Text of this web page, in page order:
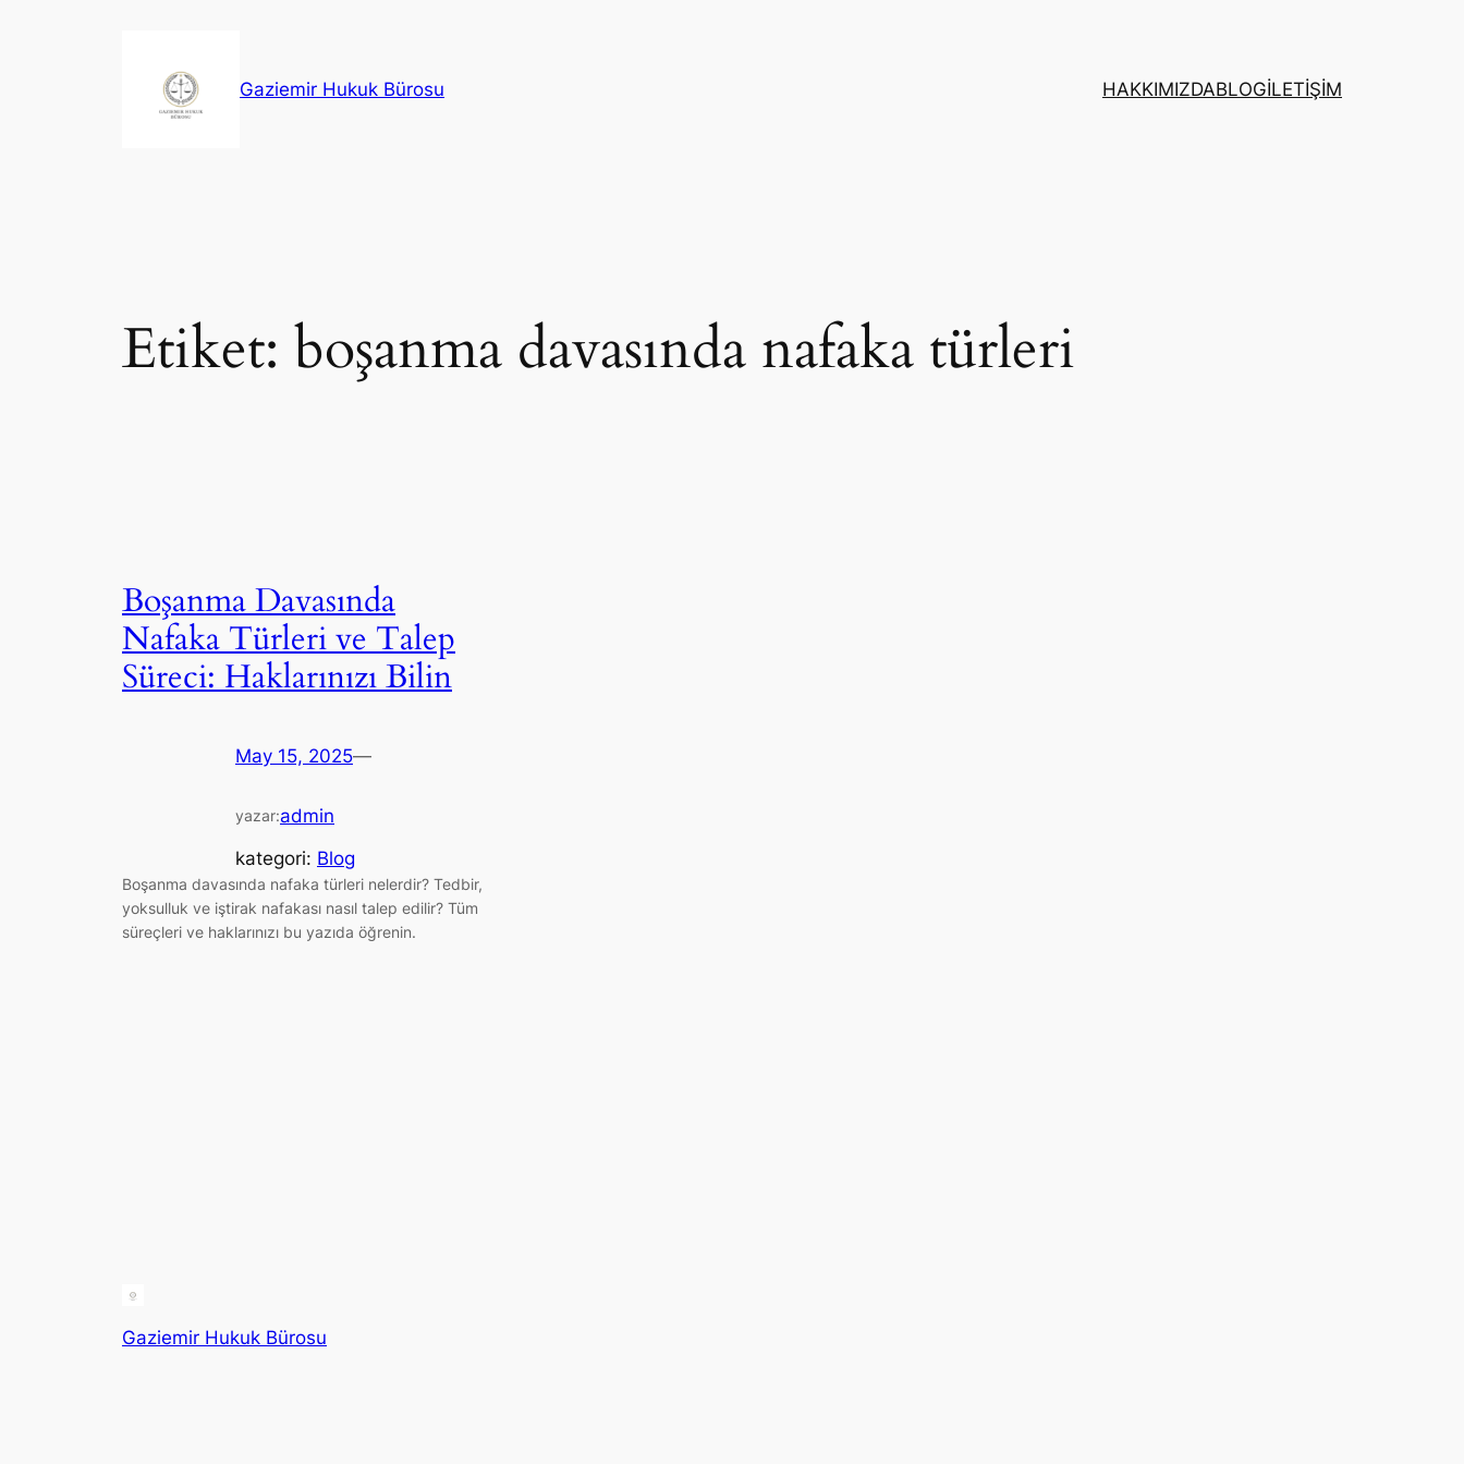
Gaziemir Hukuk Bürosu
HAKKIMIZDABLOGİLETİŞİM
Etiket: boşanma davasında nafaka türleri
Boşanma Davasında
Nafaka Türleri ve Talep
Süreci: Haklarınızı Bilin
May 15, 2025—
yazar:admin
kategori: Blog
Boşanma davasında nafaka türleri nelerdir? Tedbir,
yoksulluk ve iştirak nafakası nasıl talep edilir? Tüm
süreçleri ve haklarınızı bu yazıda öğrenin.
Gaziemir Hukuk Bürosu